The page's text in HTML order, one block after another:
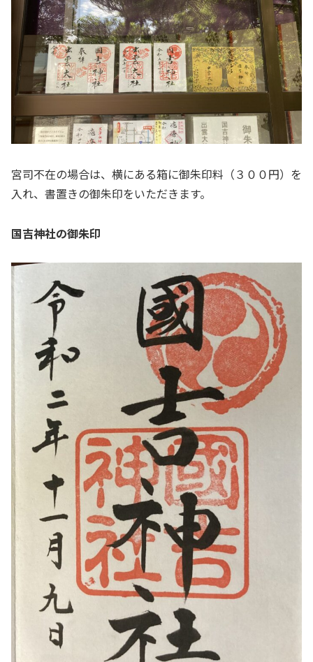
宮司不在の場合は、横にある箱に御朱印料（３００円）を
入れ、書置きの御朱印をいただきます。
国吉神社の御朱印